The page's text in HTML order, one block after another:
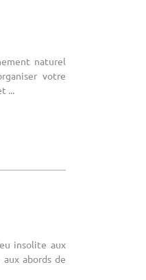
naturel
votre
...
insolite aux
abords de